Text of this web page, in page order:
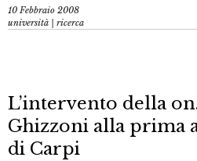
10 Febbraio 2008
università | ricerca
L’intervento della
Ghizzoni alla prima
di Carpi